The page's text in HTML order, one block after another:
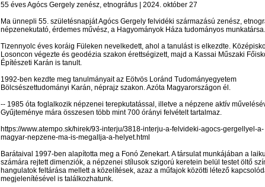
55 éves Agócs Gergely zenész, etnográfus | 2024. október 27
Ma ünnepli 55. születésnapját Agócs Gergely felvidéki származású zenész,
népzenekutató, érdemes művész, a Hagyományok Háza tudományos munkatársa.
Tizennyolc éves koráig Füleken nevelkedett, ahol a tanulást is elkezdte.
Losoncon végezte és geodézia szakon érettségizett, majd a Kassai Műszaki
Építészeti Karán is tanult.
1992-ben kezdte meg tanulmányait az Eötvös Loránd Tudományegyetem
Bölcsészettudományi Karán, néprajz szakon. Azóta Magyarországon él.
-- 1985 óta foglalkozik népzenei terepkutatással, illetve a népzene aktív
Gyűjteménye mára összesen több mint 700 órányi felvételt tartalmaz.
https://www.atempo.sk/hirek/93-interju/3818-interju-a-felvideki-agocs-gergellyel-a-
magyar-nepzene-ma-is-megallja-a-helyet.html
Barátaival 1997-ben alapította meg a Fonó Zenekart. A társulat munkájában a
számára rejtett dimenziók, a népzenei stílusok szigorú keretein belül testet öltő
hangulatok feltárása mellett a közelítések, azaz a műfajok közötti létező
megjelenítésével is találkozhatunk.